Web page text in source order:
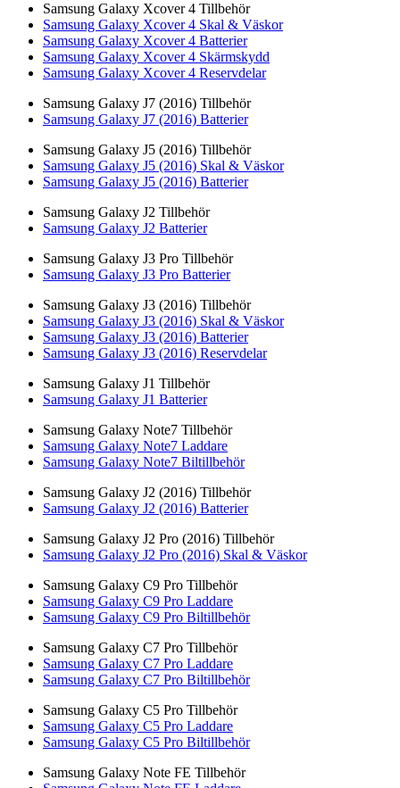
Samsung Galaxy Xcover 4 Tillbehör
Samsung Galaxy Xcover 4 Skal & Väskor
Samsung Galaxy Xcover 4 Batterier
Samsung Galaxy Xcover 4 Skärmskydd
Samsung Galaxy Xcover 4 Reservdelar
Samsung Galaxy J7 (2016) Tillbehör
Samsung Galaxy J7 (2016) Batterier
Samsung Galaxy J5 (2016) Tillbehör
Samsung Galaxy J5 (2016) Skal & Väskor
Samsung Galaxy J5 (2016) Batterier
Samsung Galaxy J2 Tillbehör
Samsung Galaxy J2 Batterier
Samsung Galaxy J3 Pro Tillbehör
Samsung Galaxy J3 Pro Batterier
Samsung Galaxy J3 (2016) Tillbehör
Samsung Galaxy J3 (2016) Skal & Väskor
Samsung Galaxy J3 (2016) Batterier
Samsung Galaxy J3 (2016) Reservdelar
Samsung Galaxy J1 Tillbehör
Samsung Galaxy J1 Batterier
Samsung Galaxy Note7 Tillbehör
Samsung Galaxy Note7 Laddare
Samsung Galaxy Note7 Biltillbehör
Samsung Galaxy J2 (2016) Tillbehör
Samsung Galaxy J2 (2016) Batterier
Samsung Galaxy J2 Pro (2016) Tillbehör
Samsung Galaxy J2 Pro (2016) Skal & Väskor
Samsung Galaxy C9 Pro Tillbehör
Samsung Galaxy C9 Pro Laddare
Samsung Galaxy C9 Pro Biltillbehör
Samsung Galaxy C7 Pro Tillbehör
Samsung Galaxy C7 Pro Laddare
Samsung Galaxy C7 Pro Biltillbehör
Samsung Galaxy C5 Pro Tillbehör
Samsung Galaxy C5 Pro Laddare
Samsung Galaxy C5 Pro Biltillbehör
Samsung Galaxy Note FE Tillbehör